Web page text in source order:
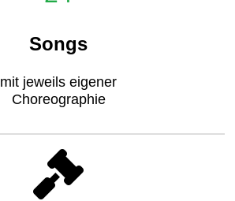
Songs
mit jeweils eigener
Choreographie